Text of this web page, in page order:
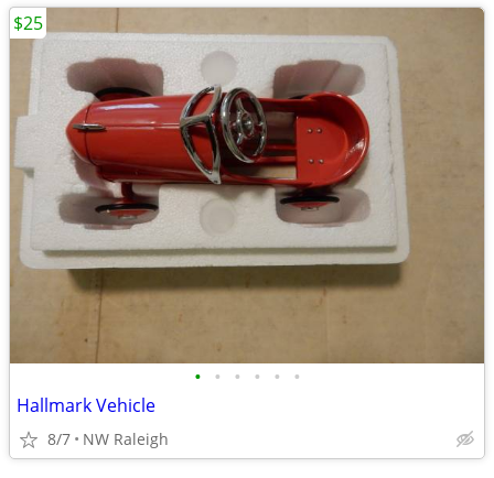
• • • • • •
Hallmark Vehicle
8/7 NW Raleigh
$25